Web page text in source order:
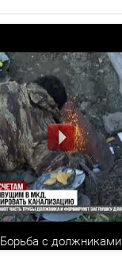
Борьба с должниками